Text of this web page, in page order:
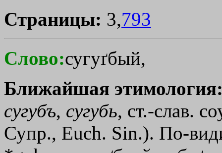
Страницы: 3,793
Слово:сугуґбый,
Ближайшая
сугубъ, сугубь, ст.-слав.
Супр., Еuсh. Sin.). По-